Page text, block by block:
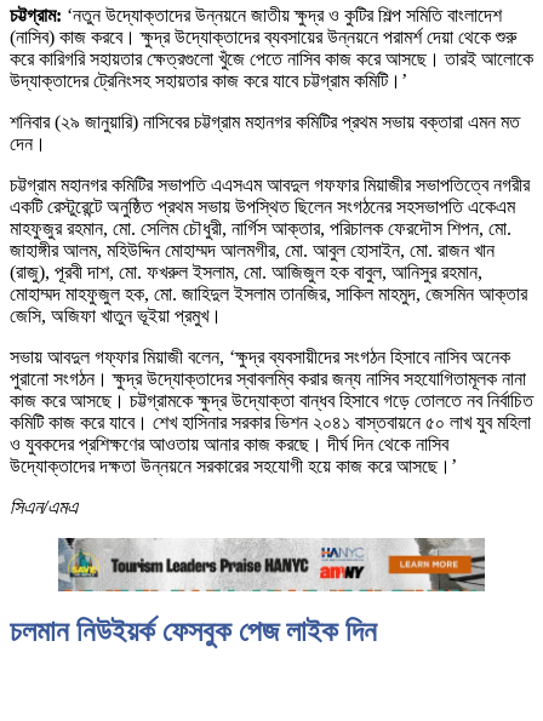
চট্টগ্রাম: ‘নতুন উদ্যোক্তাদের উন্নয়নে জাতীয় ক্ষুদ্র ও কুটির শিল্প সমিতি বাংলাদেশ
(নাসিব) কাজ করবে। ক্ষুদ্র উদ্যোক্তাদের ব্যবসায়ের উন্নয়নে পরামর্শ দেয়া থেকে শুরু
করে কারিগরি সহায়তার ক্ষেত্রগুলো খুঁজে পেতে নাসিব কাজ করে আসছে। তারই আলোকে
উদ্যাক্তাদের ট্রেনিংসহ সহায়তার কাজ করে যাবে চট্টগ্রাম কমিটি।’
শনিবার (২৯ জানুয়ারি) নাসিবের চট্টগ্রাম মহানগর কমিটির প্রথম সভায় বক্তারা এমন মত
দেন।
চট্টগ্রাম মহানগর কমিটির সভাপতি এএসএম আবদুল গফফার মিয়াজীর সভাপতিত্বে নগরীর
একটি রেস্টুরেন্টে অনুষ্ঠিত প্রথম সভায় উপস্থিত ছিলেন সংগঠনের সহসভাপতি একেএম
মাহফুজুর রহমান, মো. সেলিম চৌধুরী, নার্গিস আক্তার, পরিচালক ফেরদৌস শিপন, মো.
জাহাঙ্গীর আলম, মহিউদ্দিন মোহাম্মদ আলমগীর, মো. আবুল হোসাইন, মো. রাজন খান
(রাজু), পূরবী দাশ, মো. ফখরুল ইসলাম, মো. আজিজুল হক বাবুল, আনিসুর রহমান,
মোহাম্মদ মাহফুজুল হক, মো. জাহিদুল ইসলাম তানজির, সাকিল মাহমুদ, জেসমিন আক্তার
জেসি, অজিফা খাতুন ভূইয়া প্রমুখ।
সভায় আবদুল গফ্ফার মিয়াজী বলেন, ‘ক্ষুদ্র ব্যবসায়ীদের সংগঠন হিসাবে নাসিব অনেক
পুরানো সংগঠন। ক্ষুদ্র উদ্যোক্তাদের স্বাবলম্বি করার জন্য নাসিব সহযোগিতামূলক নানা
কাজ করে আসছে। চট্টগ্রামকে ক্ষুদ্র উদ্যোক্তা বান্ধব হিসাবে গড়ে তোলতে নব নির্বাচিত
কমিটি কাজ করে যাবে। শেখ হাসিনার সরকার ভিশন ২০৪১ বাস্তবায়নে ৫০ লাখ যুব মহিলা
ও যুবকদের প্রশিক্ষণের আওতায় আনার কাজ করছে। দীর্ঘ দিন থেকে নাসিব
উদ্যোক্তাদের দক্ষতা উন্নয়নে সরকারের সহযোগী হয়ে কাজ করে আসছে।’
সিএন/এমএ
চলমান নিউইয়র্ক ফেসবুক পেজ লাইক দিন